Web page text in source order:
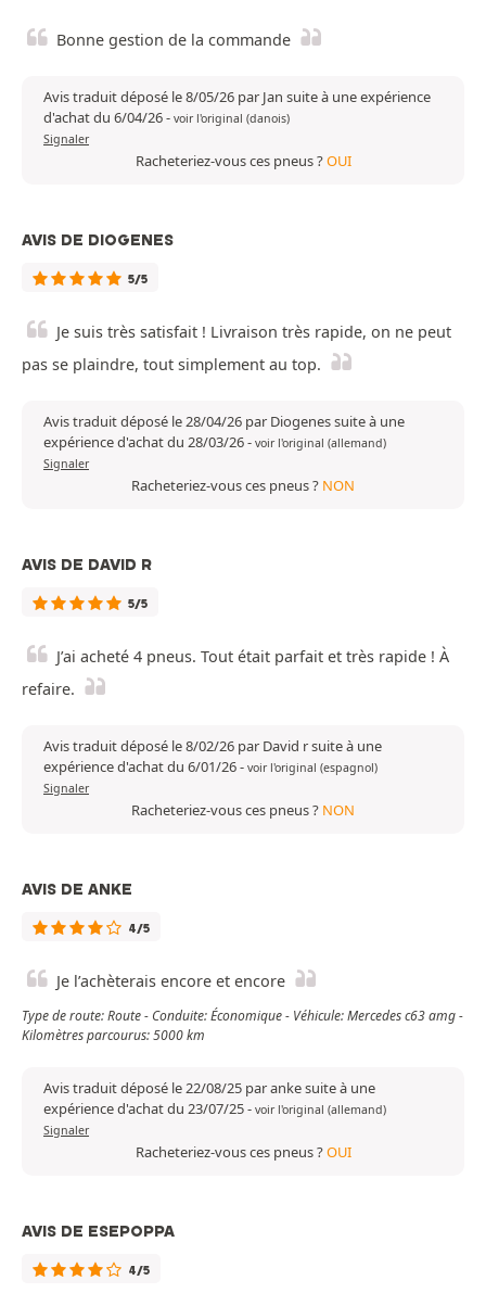
Bonne gestion de la commande
Avis traduit déposé le 8/05/26 par Jan suite à une expérience
d'achat du 6/04/26- voir l'original (danois)
Signaler
Racheteriez-vous ces pneus ?OUI
AVIS DE DIOGENES
5/5
Je suis très satisfait ! Livraison très rapide, on ne peut
pas se plaindre, tout simplement au top.
Avis traduit déposé le 28/04/26 par Diogenes suite à une
expérience d'achat du 28/03/26- voir l'original (allemand)
Signaler
Racheteriez-vous ces pneus ? NON
AVIS DE DAVID R
5/5
J’ai acheté 4 pneus. Tout était parfait et très rapide ! À
refaire.
Avis traduit déposé le 8/02/26 par David r suite à une
expérience d'achat du 6/01/26- voir l'original (espagnol)
Signaler
Racheteriez-vous ces pneus ? NON
AVIS DE ANKE
4/5
Je l’achèterais encore et encore
Type de route: Route - Conduite: Économique - Véhicule: Mercedes c63 amg -
Kilomètres parcourus: 5000 km
Avis traduit déposé le 22/08/25 par anke suite à une
expérience d'achat du 23/07/25- voir l'original (allemand)
Signaler
Racheteriez-vous ces pneus ?OUI
AVIS DE ESEPOPPA
4/5